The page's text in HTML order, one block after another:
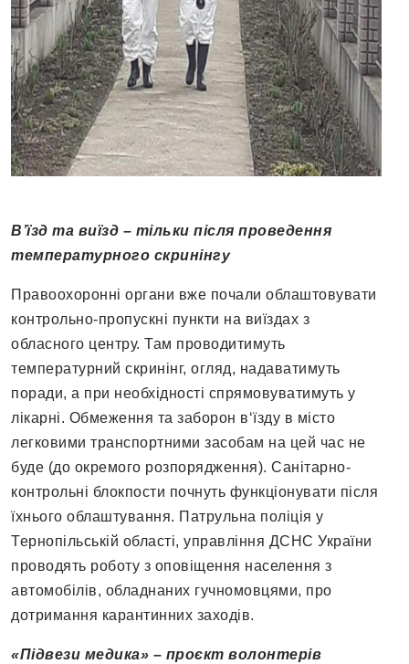
В’їзд та виїзд – тільки після проведення
температурного скринінгу
Правоохоронні органи вже почали облаштовувати
контрольно-пропускні пункти на виїздах з
обласного центру. Там проводитимуть
температурний скринінг, огляд, надаватимуть
поради, а при необхідності спрямовуватимуть у
лікарні. Обмеження та заборон в‘їзду в місто
легковими транспортними засобам на цей час не
буде (до окремого розпорядження). Санітарно-
контрольні блокпости почнуть функціонувати після
їхнього облаштування. Патрульна поліція у
Тернопільській області, управління ДСНС України
проводять роботу з оповіщення населення з
автомобілів, обладнаних гучномовцями, про
дотримання карантинних заходів.
«Підвези медика» – проєкт волонтерів